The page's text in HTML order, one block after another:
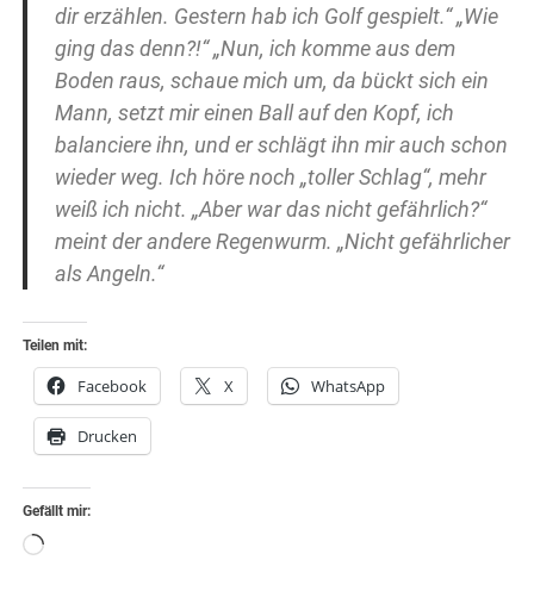
dir erzählen. Gestern hab ich Golf gespielt.“ „Wie
ging das denn?!“ „Nun, ich komme aus dem
Boden raus, schaue mich um, da bückt sich ein
Mann, setzt mir einen Ball auf den Kopf, ich
balanciere ihn, und er schlägt ihn mir auch schon
wieder weg. Ich höre noch „toller Schlag“, mehr
weiß ich nicht. „Aber war das nicht gefährlich?“
meint der andere Regenwurm. „Nicht gefährlicher
als Angeln.“
Teilen mit:
Facebook X WhatsApp
Drucken
Gefällt mir:
Wird